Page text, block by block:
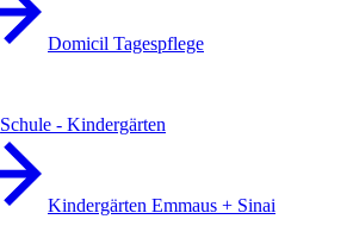
Domicil Tagespflege
Schule - Kindergärten
Kindergärten Emmaus + Sinai